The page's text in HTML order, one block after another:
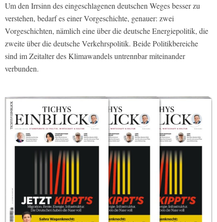
Um den Irrsinn des eingeschlagenen deutschen Weges besser zu
verstehen, bedarf es einer Vorgeschichte, genauer: zwei
Vorgeschichten, nämlich eine über die deutsche Energiepolitik, die
zweite über die deutsche Verkehrspolitik. Beide Politikbereiche
sind im Zeitalter des Klimawandels untrennbar miteinander
verbunden.